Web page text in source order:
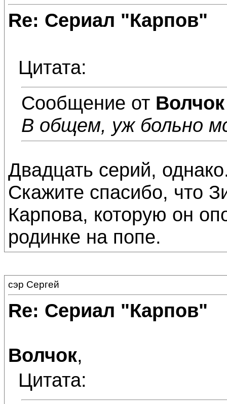
Re: Сериал "Карпов"
Цитата:
Сообщение от Волчок
В общем, уж больно
Двадцать серий,
Скажите спасибо, что
Карпова, которую он
родинке на попе.
сэр Сергей
Re: Сериал "Карпов"
Волчок,
Цитата: